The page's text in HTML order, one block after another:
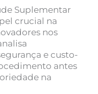
Suplementar
crucial na
nos
e custo-
antes
na